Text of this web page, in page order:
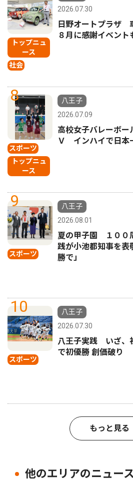
トップニュ
ース
社会
2026.07.30
日野オートプラザ
８月に感謝イベント
8
スポーツ
トップニュ
ース
八王子
2026.07.09
高校女子バレーボ
Ｖ インハイで日本
9
スポーツ
八王子
2026.08.01
夏の甲子園 １００
践が小池都知事を
勝で」
10
スポーツ
八王子
2026.07.30
八王子実践 いざ、
で初優勝 創価破り
もっと見る
他のエリアのニュース